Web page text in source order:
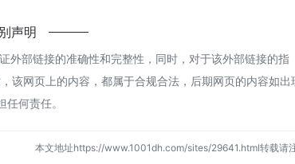
声明
部链接的准确性和完整性，同时，对于该外部链接的指
网页上的内容，都属于合规合法，后期网页的内容如出
何责任。
本文地址https://www.1001dh.com/sites/29641.html转载请